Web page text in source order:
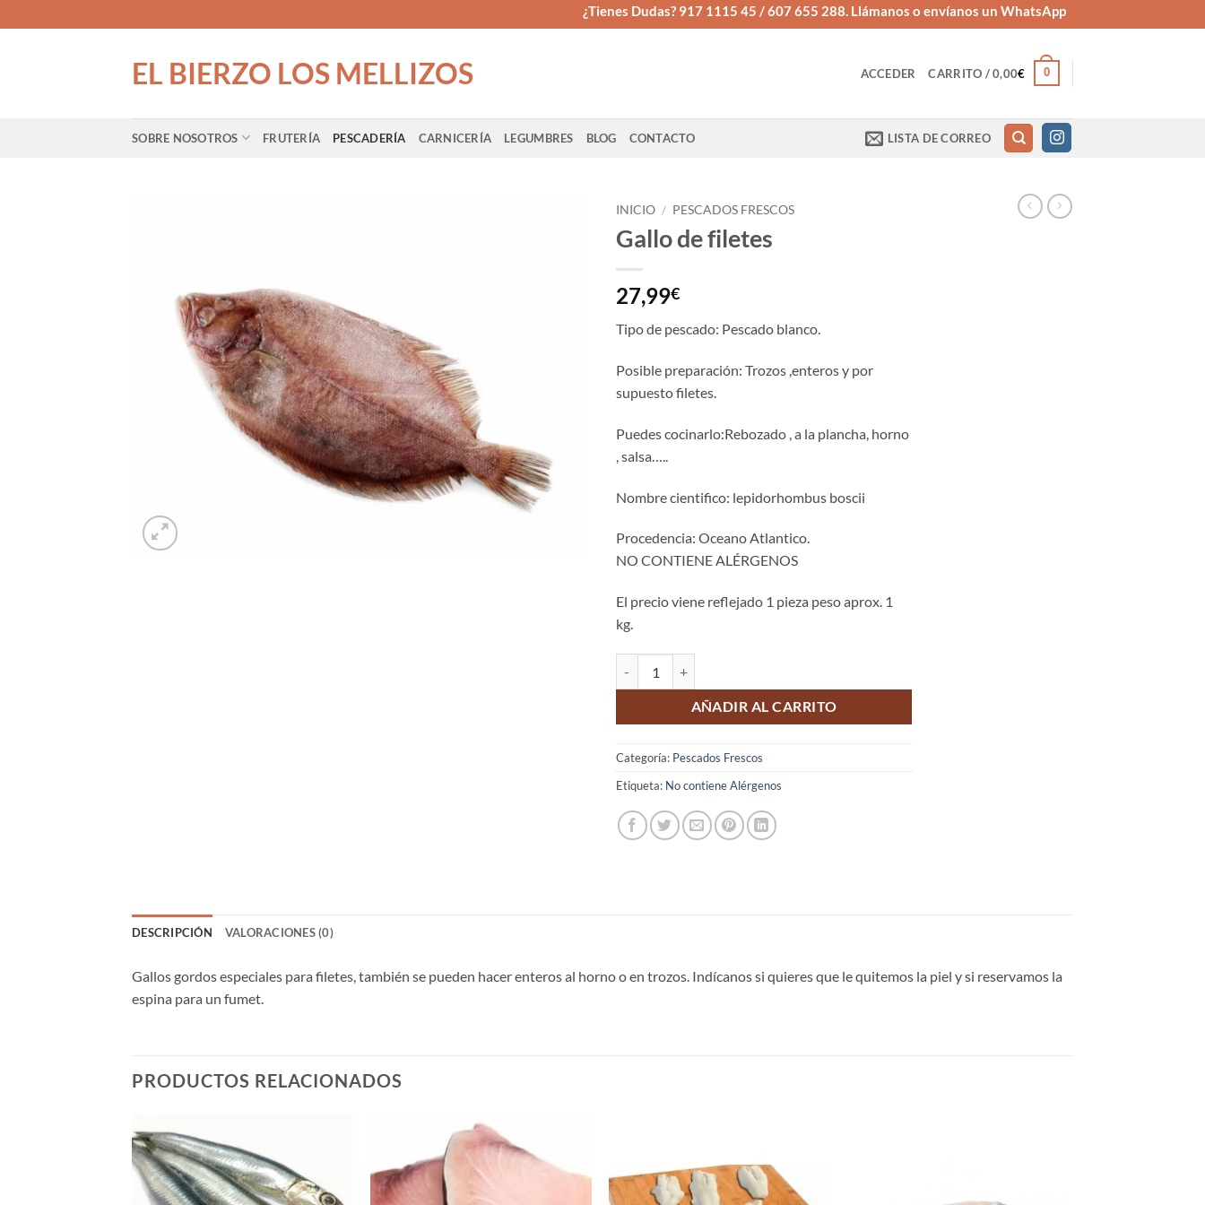
al
¿Tienes Dudas? 917 1115 45 / 607 655 288. Llámanos o envíanos un WhatsApp
EL BIERZO LOS MELLIZOS ACCEDER CARRITO /0,00€ 0
SOBRE NOSOTROS FRUTERÍA PESCADERÍA CARNICERÍA LEGUMBRES BLOG CONTACTO LISTA DE CORREO
INICIO / PESCADOS FRESCOS
Gallo de filetes
27,99€
Tipo de pescado: Pescado blanco.
Posible preparación: Trozos ,enteros y por
supuesto filetes.
Puedes cocinarlo:Rebozado , a la plancha, horno
, salsa…..
Nombre cientifico: lepidorhombus boscii
Procedencia: Oceano Atlantico.
NO CONTIENE ALÉRGENOS
El precio viene reflejado 1 pieza peso aprox. 1
kg.
AÑADIR AL CARRITO
Categoría: Pescados Frescos
Etiqueta: No contiene Alérgenos
DESCRIPCIÓN VALORACIONES (0)
Gallos gordos especiales para filetes, también se pueden hacer enteros al horno o en trozos. Indícanos si quieres que le quitemos la piel y si reservamos la
espina para un fumet.
PRODUCTOS RELACIONADOS